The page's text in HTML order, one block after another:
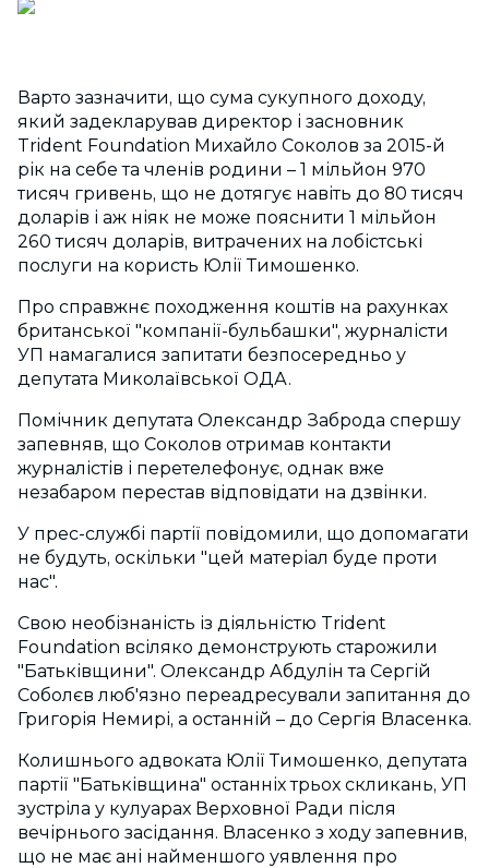
Варто зазначити, що сума сукупного доходу,
який задекларував директор і засновник
Trident Foundation Михайло Соколов за 2015-й
рік на себе та членів родини – 1 мільйон 970
тисяч гривень, що не дотягує навіть до 80 тисяч
доларів і аж ніяк не може пояснити 1 мільйон
260 тисяч доларів, витрачених на лобістські
послуги на користь Юлії Тимошенко.
Про справжнє походження коштів на рахунках
британської "компанії-бульбашки", журналісти
УП намагалися запитати безпосередньо у
депутата Миколаївської ОДА.
Помічник депутата Олександр Заброда спершу
запевняв, що Соколов отримав контакти
журналістів і перетелефонує, однак вже
незабаром перестав відповідати на дзвінки.
У прес-службі партії повідомили, що допомагати
не будуть, оскільки "цей матеріал буде проти
нас".
Свою необізнаність із діяльністю Trident
Foundation всіляко демонструють старожили
"Батьківщини". Олександр Абдулін та Сергій
Соболєв люб'язно переадресували запитання до
Григорія Немирі, а останній – до Сергія Власенка.
Колишнього адвоката Юлії Тимошенко, депутата
партії "Батьківщина" останніх трьох скликань, УП
зустріла у кулуарах Верховної Ради після
вечірнього засідання. Власенко з ходу запевнив,
що не має ані найменшого уявлення про